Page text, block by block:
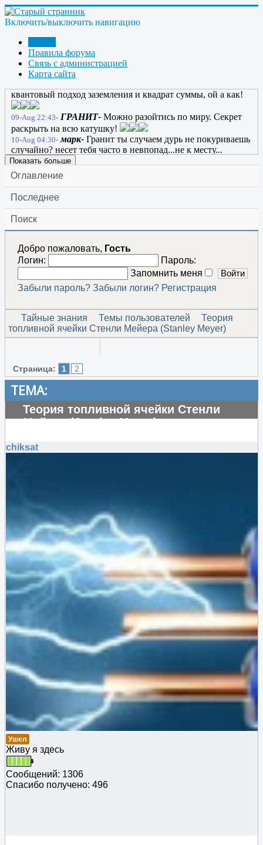
Включить/выключить навигацию
Правила форума
Связь с администрацией
Карта сайта
09-Aug 17:01- ГРАНИТ-
09-Aug 17:10- ГРАНИТ-
ГРАНИТ-
09-Aug 17:18-
09-Aug 22:31- chiksat-забань шляпочника да и всё
09-Aug 22:39- ГРАНИТ-Тунгус забань чикен-сат (курицца)
да и всё!
квантовый подход заземления и квадрат суммы, ой а как!
09-Aug 22:43- ГРАНИТ- Можно разойтись по миру. Секрет
раскрыть на всю катушку!
10-Aug 04:30- марк- Гранит ты случаем дурь не покуриваешь
случайно? несет тебя часто в невпопад...не к месту...
Показать больше
Оглавление
Последнее
Поиск
Добро пожаловать, Гость
Логин:
Пароль:
Запомнить меня
Забыли пароль? Забыли логин? Регистрация
Тайные знания Темы пользователей
Теория
топливной ячейки Стенли Мейера (Stanley Meyer)
Страница: 1 2
ТЕМА:
Теория топливной ячейки Стенли
Мейера (Stanley Meyer)
chiksat
Ушел
Живу я здесь
Сообщений: 1306
Спасибо получено: 496